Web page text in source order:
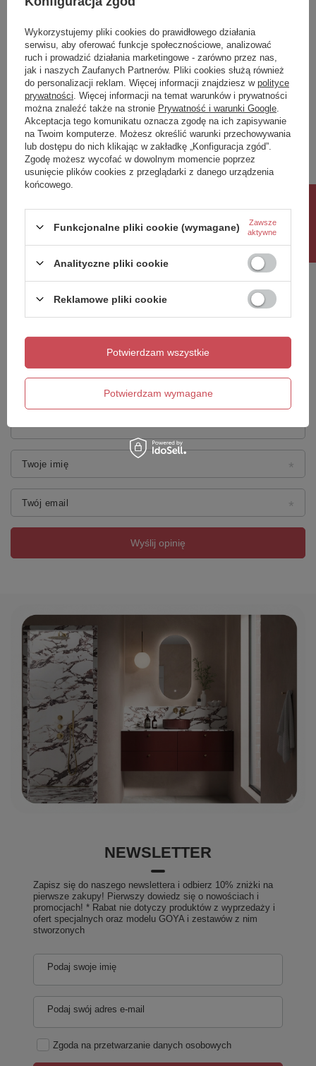
IK 2
Klasa Energetyczna -
kWh/1000h -
Potrzebujesz pomocy? Masz pytania?
Zadaj pytanie a my odpowiemy niezwłocznie,
najciekawsze pytania i odpowiedzi publikując
dla innych.
Zadaj pytanie
Treść twojej opinii
Dodaj własne zdjęcie produktu:
Twoje imię
Twój email
Wyślij opinię
NEWSLETTER
Zapisz się do naszego newslettera i odbierz 10% zniżki na
pierwsze zakupy! Pierwszy dowiedz się o nowościach i
promocjach! * Rabat nie dotyczy produktów z wyprzedaży i
ofert specjalnych oraz modelu GOYA i zestawów z nim
stworzonych
Podaj swoje imię
Podaj swój adres e-mail
Zgoda na przetwarzanie danych osobowych
Wykorzystujemy pliki cookies do prawidłowego działania
serwisu, aby oferować funkcje społecznościowe, analizować
ruch i prowadzić działania marketingowe - zarówno przez nas,
jak i naszych Zaufanych Partnerów. Pliki cookies służą również
do personalizacji reklam. Więcej informacji znajdziesz w polityce
prywatności . Więcej informacji na temat warunków i prywatności
można znaleźć także na stronie Prywatność i warunki Google
Akceptacja tego komunikatu oznacza zgodę na ich zapisywanie
na Twoim komputerze. Możesz określić warunki przechowywania
lub dostępu do nich klikając w zakładkę „Konfiguracja zgód”.
Zgodę możesz wycofać w dowolnym momencie poprzez
usunięcie plików cookies z przeglądarki z danego urządzenia
końcowego.
Funkcjonalne pliki cookie (wymagane)
Zawsze
aktywne
Analityczne pliki cookie
Reklamowe pliki cookie
Potwierdzam wymagane
Potwierdzam wszystkie